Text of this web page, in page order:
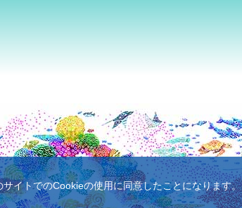
イトでのCookieの使用に同意したことになります。